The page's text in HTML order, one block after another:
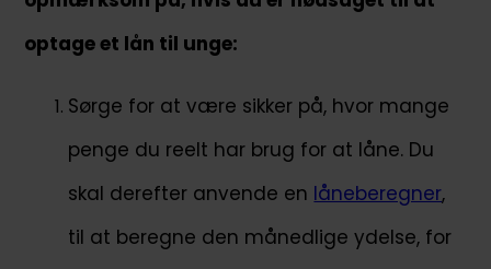
optage et lån til unge:
Sørge for at være sikker på, hvor mange
penge du reelt har brug for at låne. Du
skal derefter anvende en låneberegner,
til at beregne den månedlige ydelse, for